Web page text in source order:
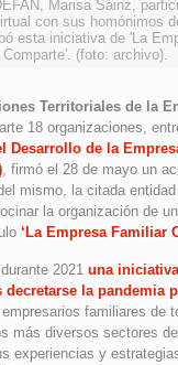
Marisa Sáinz,
con sus homónimos
esta iniciativa de 'La
Comparte'. (foto: archivo).
Territoriales de la
18 organizaciones,
Desarrollo de la
, firmó el 28 de mayo un
mismo, la citada
la organización de
‘La Empresa Familiar
2021 una
decretarse la pandemia
familiares de
más diversos sectores
experiencias y